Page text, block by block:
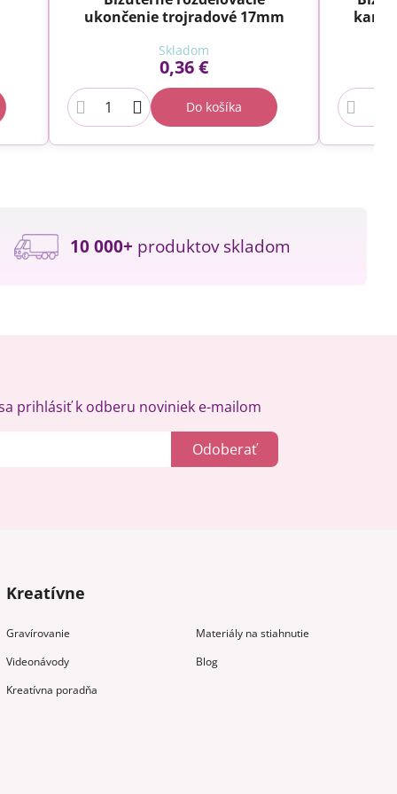
ukončenie trojradové 17mm
Skladom
0,36 €
Do košíka
10 000+ produktov skladom
Odoberať
prihlásiť k odberu noviniek e-mailom
Kreatívne
Gravírovanie
Materiály na stiahnutie
Videonávody
Blog
Kreatívna poradňa